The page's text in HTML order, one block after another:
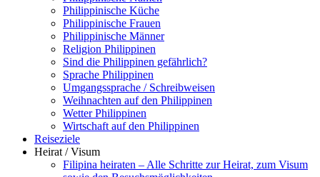
Philippinische Küche
Philippinische Frauen
Philippinische Männer
Religion Philippinen
Sind die Philippinen gefährlich?
Sprache Philippinen
Umgangssprache / Schreibweisen
Weihnachten auf den Philippinen
Wetter Philippinen
Wirtschaft auf den Philippinen
Reiseziele
Heirat / Visum
Filipina heiraten – Alle Schritte zur Heirat, zum Visum